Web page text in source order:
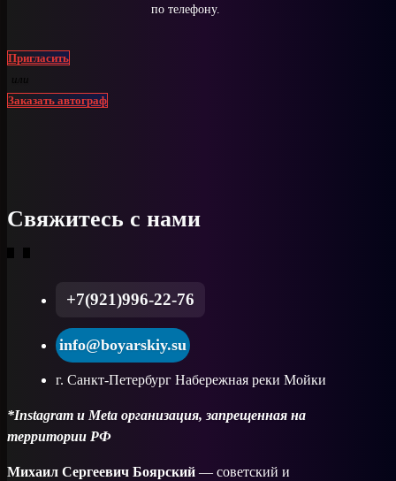
по телефону.
Пригласить
или
Заказать автограф
Свяжитесь с нами
+7(921)996-22-76
info@boyarskiy.su
г. Санкт-Петербург Набережная реки Мойки
*Instagram и Meta организация, запрещенная на
территории РФ
Михаил Сергеевич Боярский — советский и